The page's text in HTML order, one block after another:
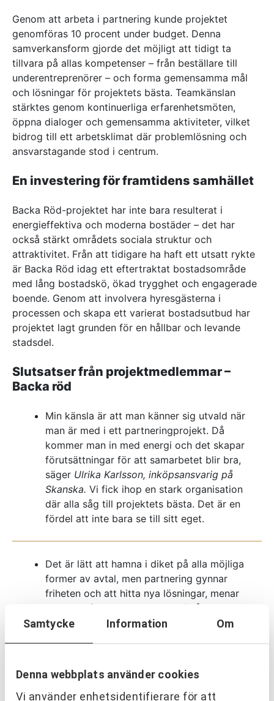
Samtycke Information Om
Denna webbplats använder cookies
Vi använder enhetsidentifierare för att
Genom att arbeta i partnering kunde projektet
genomföras 10 procent under budget. Denna
samverkansform gjorde det möjligt att tidigt ta
tillvara på allas kompetenser – från beställare till
underentreprenörer – och forma gemensamma mål
och lösningar för projektets bästa. Teamkänslan
stärktes genom kontinuerliga erfarenhetsmöten,
öppna dialoger och gemensamma aktiviteter, vilket
bidrog till ett arbetsklimat där problemlösning och
ansvarstagande stod i centrum.
En investering för framtidens samhället
Backa Röd-projektet har inte bara resulterat i
energieffektiva och moderna bostäder – det har
också stärkt områdets sociala struktur och
attraktivitet. Från att tidigare ha haft ett utsatt rykte
är Backa Röd idag ett eftertraktat bostadsområde
med lång bostadskö, ökad trygghet och engagerade
boende. Genom att involvera hyresgästerna i
processen och skapa ett varierat bostadsutbud har
projektet lagt grunden för en hållbar och levande
stadsdel.
Slutsatser från projektmedlemmar –
Backa röd
Min känsla är att man känner sig utvald när
man är med i ett partneringprojekt. Då
kommer man in med energi och det skapar
förutsättningar för att samarbetet blir bra,
säger Ulrika Karlsson, inköpsansvarig på
Skanska. Vi fick ihop en stark organisation
där alla såg till projektets bästa. Det är en
fördel att inte bara se till sitt eget.
Det är lätt att hamna i diket på alla möjliga
former av avtal, men partnering gynnar
friheten och att hitta nya lösningar, menar
Mats Wiséhn, anläggningschef på HTE
Garden.
Jag gillar tänket att det inte bara är
Skanska, utan att också
underentreprenörer varit upphandlade i